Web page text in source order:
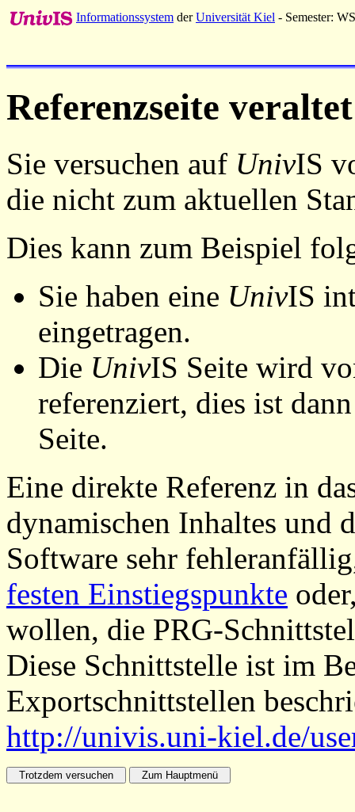
Informationssystem derUniversität Kiel - Semester:
Referenzseite veraltet
Sie versuchen auf UnivIS
die nicht zum aktuellen
Dies kann zum Beispiel
Sie haben eine UnivIS
eingetragen.
Die UnivIS Seite wird
referenziert, dies ist
Seite.
Eine direkte Referenz in
dynamischen Inhaltes und
Software sehr
festen Einstiegspunkte
wollen, die PRG-
Diese Schnittstelle ist im
Exportschnittstellen
http://univis.uni-kiel.de/